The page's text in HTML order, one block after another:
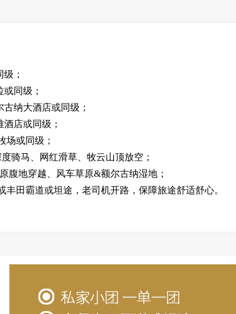
；
同级；
纳大酒店或同级；
店或同级；
场或同级；
骑马、网红滑草、牧云山顶放空；
腹地穿越、风车草原&额尔古纳湿地；
丰田霸道或坦途，老司机开路，保障旅途舒适舒心。